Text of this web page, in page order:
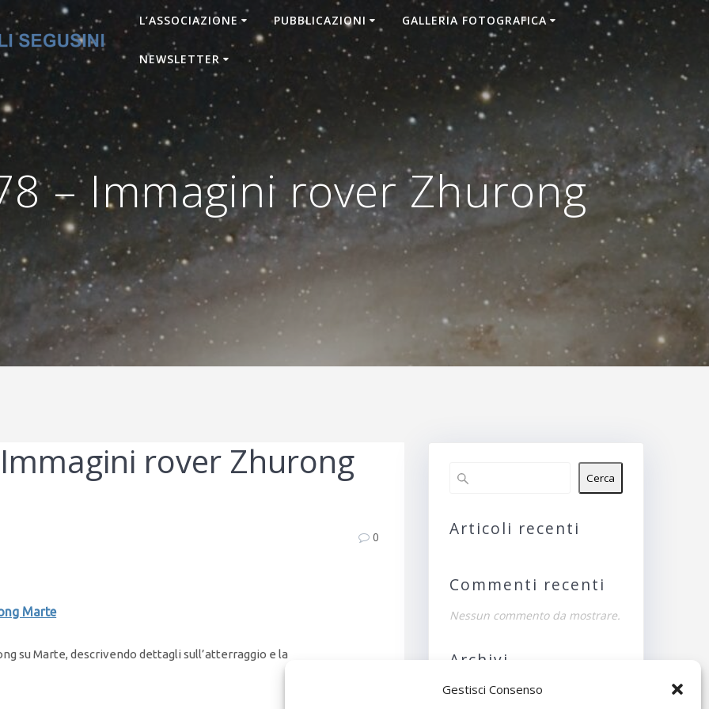
Gestisci Consenso
L’ASSOCIAZIONE PUBBLICAZIONI GALLERIA FOTOGRAFICA
NEWSLETTER
– Immagini rover Zhurong
Immagini rover Zhurong
0
Marte
su Marte, descrivendo dettagli sull’atterraggio e la
Cerca
Articoli recenti
Commenti recenti
Nessun commento da mostrare.
Archivi
Nessun archivio da